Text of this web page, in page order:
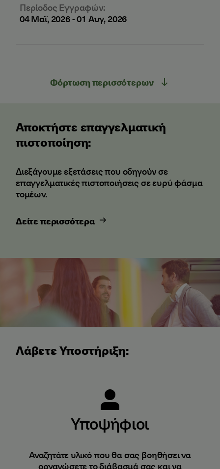
Περίοδος Εγγραφών:
04 Μαΐ, 2026-01 Αυγ, 2026
Φόρτωση περισσότερων
Αποκτήστε επαγγελματική
πιστοποίηση:
Διεξάγουμε εξετάσεις που οδηγούν σε
επαγγελματικές πιστοποιήσεις σε ευρύ φάσμα
τομέων.
Δείτε περισσότερα
Λάβετε Υποστήριξη:
Υποψήφιοι
Αναζητάτε υλικό που θα σας βοηθήσει να
οργανώσετε το διάβασμά σας και να